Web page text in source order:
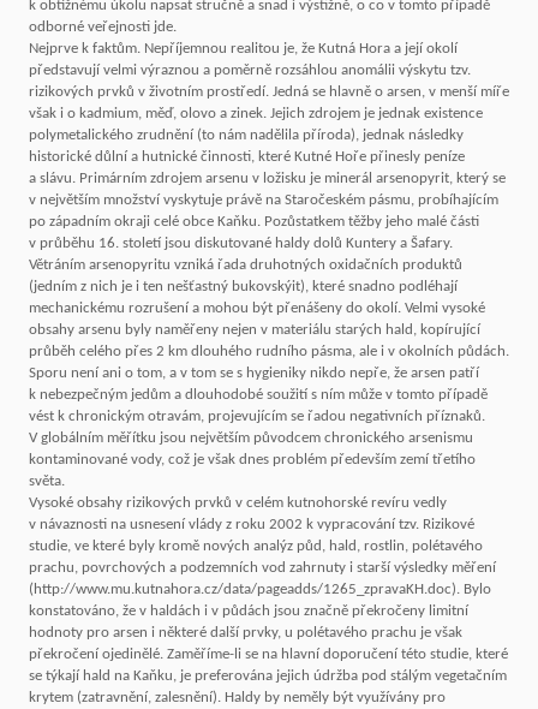
k obtížnému úkolu napsat stručně a snad i výstižně, o co v tomto případě
odborné veřejnosti jde.
Nejprve k faktům. Nepříjemnou realitou je, že Kutná Hora a její okolí
představují velmi výraznou a poměrně rozsáhlou anomálii výskytu tzv.
rizikových prvků v životním prostředí. Jedná se hlavně o arsen, v menší míře
však i o kadmium, měď, olovo a zinek. Jejich zdrojem je jednak existence
polymetalického zrudnění (to nám nadělila příroda), jednak následky
historické důlní a hutnické činnosti, které Kutné Hoře přinesly peníze
a slávu. Primárním zdrojem arsenu v ložisku je minerál arsenopyrit, který se
v největším množství vyskytuje právě na Staročeském pásmu, probíhajícím
po západním okraji celé obce Kaňku. Pozůstatkem těžby jeho malé části
v průběhu 16. století jsou diskutované haldy dolů Kuntery a Šafary.
Větráním arsenopyritu vzniká řada druhotných oxidačních produktů
(jedním z nich je i ten nešťastný bukovskýit), které snadno podléhají
mechanickému rozrušení a mohou být přenášeny do okolí. Velmi vysoké
obsahy arsenu byly naměřeny nejen v materiálu starých hald, kopírující
průběh celého přes 2 km dlouhého rudního pásma, ale i v okolních půdách.
Sporu není ani o tom, a v tom se s hygieniky nikdo nepře, že arsen patří
k nebezpečným jedům a dlouhodobé soužití s ním může v tomto případě
vést k chronickým otravám, projevujícím se řadou negativních příznaků.
V globálním měřítku jsou největším původcem chronického arsenismu
kontaminované vody, což je však dnes problém především zemí třetího
světa.
Vysoké obsahy rizikových prvků v celém kutnohorské revíru vedly
v návaznosti na usnesení vlády z roku 2002 k vypracování tzv. Rizikové
studie, ve které byly kromě nových analýz půd, hald, rostlin, polétavého
prachu, povrchových a podzemních vod zahrnuty i starší výsledky měření
(http://www.mu.kutnahora.cz/data/pageadds/1265_zpravaKH.doc). Bylo
konstatováno, že v haldách i v půdách jsou značně překročeny limitní
hodnoty pro arsen i některé další prvky, u polétavého prachu je však
překročení ojedinělé. Zaměříme-li se na hlavní doporučení této studie, které
se týkají hald na Kaňku, je preferována jejich údržba pod stálým vegetačním
krytem (zatravnění, zalesnění). Haldy by neměly být využívány pro